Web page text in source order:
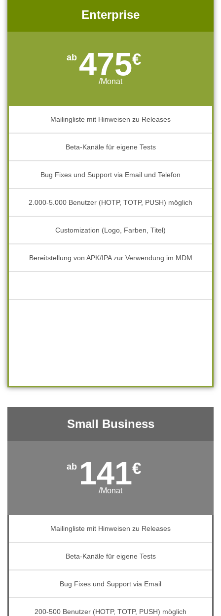
Enterprise
475€
/Monat
Mailingliste mit Hinweisen zu Releases
Beta-Kanäle für eigene Tests
Bug Fixes und Support via Email und Telefon
2.000-5.000 Benutzer (HOTP, TOTP, PUSH) möglich
Customization (Logo, Farben, Titel)
Bereitstellung von APK/IPA zur Verwendung im MDM
Small Business
141€
/Monat
Mailingliste mit Hinweisen zu Releases
Beta-Kanäle für eigene Tests
Bug Fixes und Support via Email
200-500 Benutzer (HOTP, TOTP, PUSH) möglich